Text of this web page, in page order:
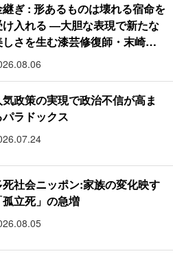
継ぎ : 形あるものは壊れる宿命を
け入れる ―大胆な表現で新たな
しさを生む漆芸修復師・末崎広
気政策の実現で政治不信が高ま
パラドックス
死社会ニッポン:家族の変化映す
孤立死」の急増